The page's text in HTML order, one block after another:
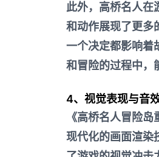
此外，高桥名人在
和动作展现了更多
一个决定都影响着
和冒险的过程中，
4、视觉表现与音
《高桥名人冒险
现代化的画面渲染